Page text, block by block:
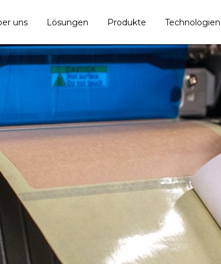
uns Lösungen Produkte Technologien